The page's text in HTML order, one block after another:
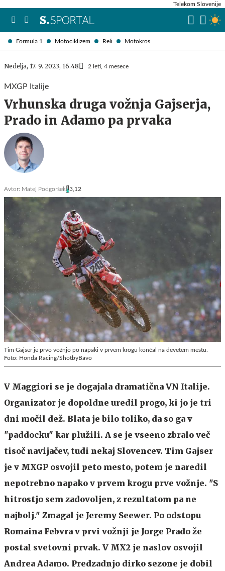
Formula 1 Motociklizem Reli Motokros
Telekom Slovenije
Nedelja, 17. 9. 2023, 16.48 2 leti, 4 mesece
MXGP Italije
Vrhunska druga vožnja Gajserja,
Prado in Adamo pa prvaka
Avtor: Matej Podgoršek 3,12
Tim Gajser je prvo vožnjo po napaki v prvem krogu končal na devetem mestu.
Foto: Honda Racing/ShotbyBavo
V Maggiori se je dogajala dramatična VN Italije.
Organizator je dopoldne uredil progo, ki jo je tri
dni močil dež. Blata je bilo toliko, da so ga v
"paddocku" kar plužili. A se je vseeno zbralo več
tisoč navijačev, tudi nekaj Slovencev. Tim Gajser
je v MXGP osvojil peto mesto, potem je naredil
nepotrebno napako v prvem krogu prve vožnje. "S
hitrostjo sem zadovoljen, z rezultatom pa ne
najbolj." Zmagal je Jeremy Seewer. Po odstopu
Romaina Febvra v prvi vožnji je Jorge Prado že
postal svetovni prvak. V MX2 je naslov osvojil
Andrea Adamo. Predzadnjo dirko sezone je dobil